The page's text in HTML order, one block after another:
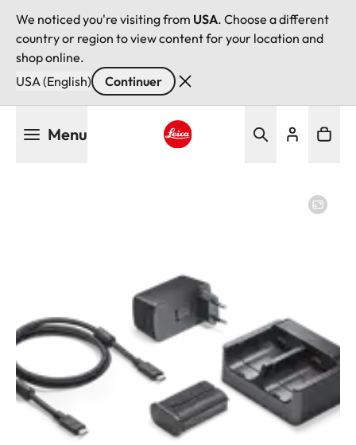
We noticed you're visiting from USA. Choose a different
country or region to view content for your location and
shop online.
USA (English)
Continuer
Menu